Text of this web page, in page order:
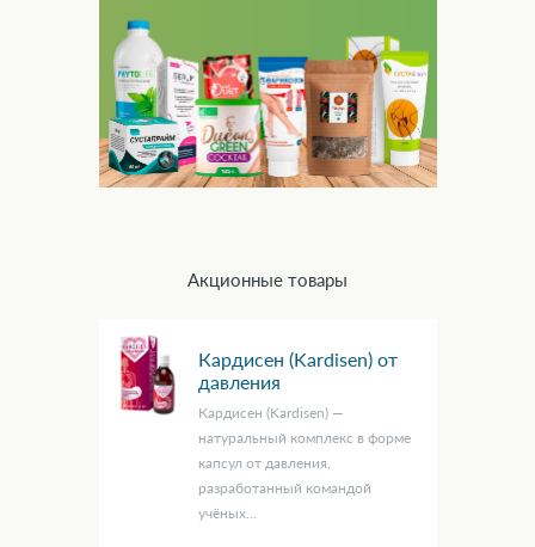
Акционные товары
Кардисен (Kardisen) от
давления
Кардисен (Kardisen) —
натуральный комплекс в форме
капсул от давления,
разработанный командой
учёных...